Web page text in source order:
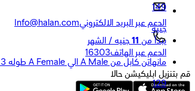
149
جنيه
يبدأ من 11 جنيه / الشهر
مانهاتن كابل من A Male الي A Female طوله 3 متر - 393850 - أسود
129
الدعم عبر البريد الالكترونيInfo@halan.com
الدعم عبر الهاتف16303
قم بتنزيل ابليكيشن حالا